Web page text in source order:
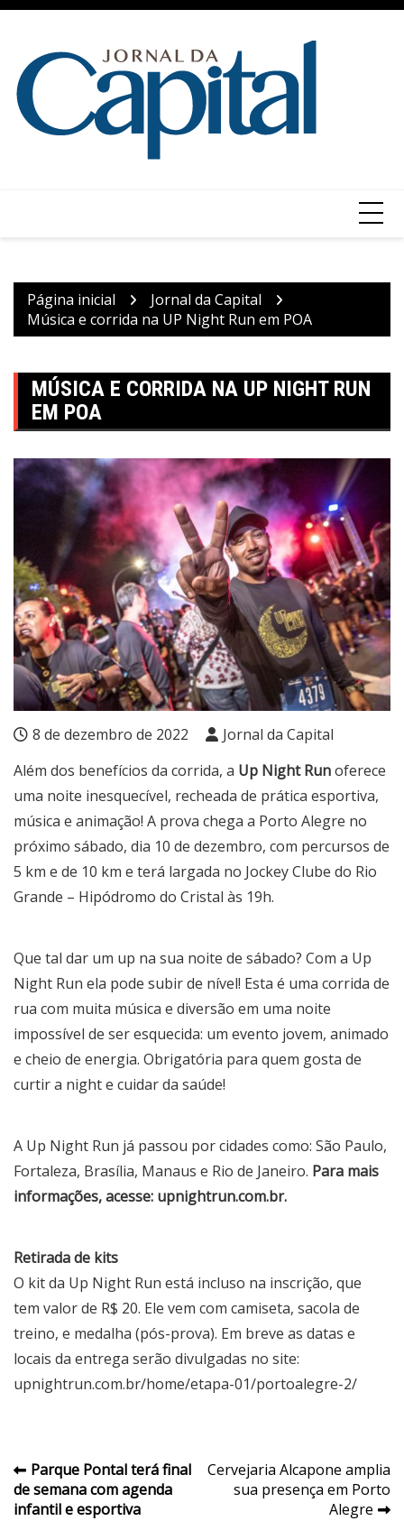
Ir
conteúdo
Página inicial
Jornal da Capital
Música e corrida na UP Night Run em POA
MÚSICA E CORRIDA NA UP NIGHT RUN
EM POA
8 de dezembro de 2022
Jornal da Capital
Além dos benefícios da corrida, a Up Night Runoferece
uma noite inesquecível, recheada de prática esportiva,
música e animação! A prova chega a Porto Alegre no
próximo sábado, dia 10 de dezembro, com percursos de
5 km e de 10 km e terá largada no Jockey Clube do Rio
Grande – Hipódromo do Cristal às 19h.
Que tal dar um up na sua noite de sábado? Com a Up
Night Run ela pode subir de nível! Esta é uma corrida de
rua com muita música e diversão em uma noite
impossível de ser esquecida: um evento jovem, animado
e cheio de energia. Obrigatória para quem gosta de
curtir a night e cuidar da saúde!
A Up Night Run já passou por cidades como: São Paulo,
Fortaleza, Brasília, Manaus e Rio de Janeiro. Para mais
informações, acesse: upnightrun.com.br.
Retirada de kits
O kit da Up Night Run está incluso na inscrição, que
tem valor de R$ 20. Ele vem com camiseta, sacola de
treino, e medalha (pós-prova). Em breve as datas e
locais da entrega serão divulgadas no site:
upnightrun.com.br/home/etapa-01/portoalegre-2/
Navegação
de
Parque Pontal terá final
de semana com agenda
infantil e esportiva
Cervejaria Alcapone amplia
sua presença em Porto
Alegre